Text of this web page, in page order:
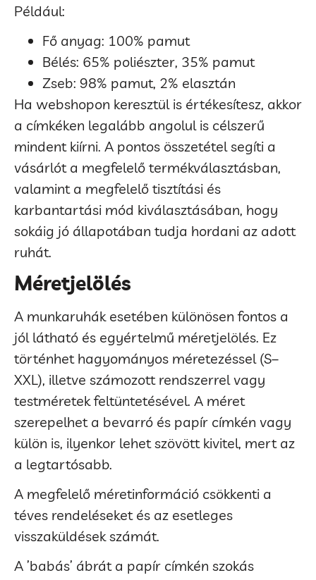
Például:
Fő anyag: 100% pamut
Bélés: 65% poliészter, 35% pamut
Zseb: 98% pamut, 2% elasztán
Ha webshopon keresztül is értékesítesz, akkor
a címkéken legalább angolul is célszerű
mindent kiírni. A pontos összetétel segíti a
vásárlót a megfelelő termékválasztásban,
valamint a megfelelő tisztítási és
karbantartási mód kiválasztásában, hogy
sokáig jó állapotában tudja hordani az adott
ruhát.
Méretjelölés
A munkaruhák esetében különösen fontos a
jól látható és egyértelmű méretjelölés. Ez
történhet hagyományos méretezéssel (S–
XXL), illetve számozott rendszerrel vagy
testméretek feltüntetésével. A méret
szerepelhet a bevarró és papír címkén vagy
külön is, ilyenkor lehet szövött kivitel, mert az
a legtartósabb.
A megfelelő méretinformáció csökkenti a
téves rendeléseket és az esetleges
visszaküldések számát.
A ’babás’ ábrát a papír címkén szokás